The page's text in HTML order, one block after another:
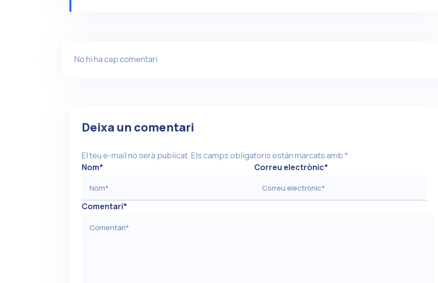
No hi ha cap comentari
Deixa un comentari
El teu e-mail no serà publicat.Els camps obligatoris están marcats amb*
Nom* Correu electrònic*
Comentari*